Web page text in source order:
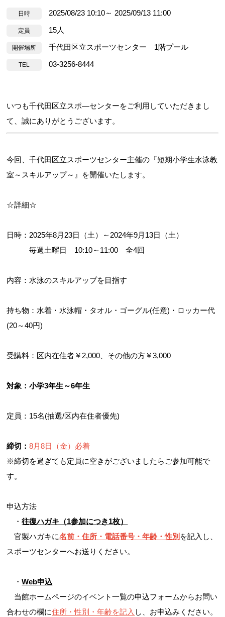
日時 2025/08/23 10:10～ 2025/09/13 11:00
定員 15人
開催場所 千代田区立スポーツセンター 1階プール
TEL 03-3256-8444
いつも千代田区立スポ―センターをご利用していただきまし
て、誠にありがとうございます。
今回、千代田区立スポーツセンター主催の『短期小学生水泳教
室～スキルアップ～』を開催いたします。
☆詳細☆
日時：2025年8月23日（土）～2024年9月13日（土）
毎週土曜日 10:10～11:00 全4回
内容：水泳のスキルアップを目指す
持ち物：水着・水泳帽・タオル・ゴーグル(任意)・ロッカー代
(20～40円)
受講料：区内在住者￥2,000、その他の方￥3,000
対象：小学3年生～6年生
定員：15名(抽選/区内在住者優先)
締切：8月8日（金）必着
※締切を過ぎても定員に空きがございましたらご参加可能で
す。
申込方法
・往復ハガキ（1参加につき1枚）
官製ハガキに名前・住所・電話番号・年齢・性別 を記入し、
スポーツセンターへお送りください。
・Web申込
当館ホームページのイベント一覧の申込フォームからお問い
合わせの欄に住所・性別・年齢を記入 し、お申込みください。